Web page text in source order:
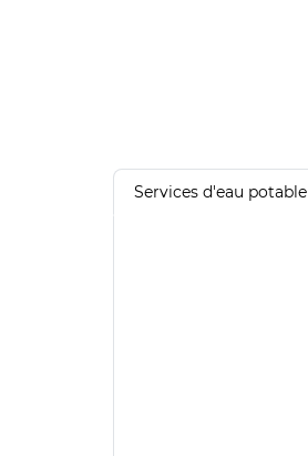
Services d'eau potable